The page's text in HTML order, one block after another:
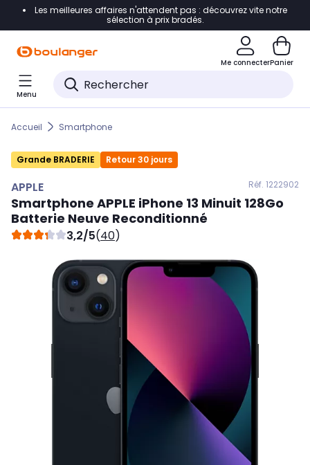
Accéder directement à la navigation
Accéder directement au pied de page
Accéder directement au chatbot
Les meilleures affaires n'attendent pas : découvrez vite notre
sélection à prix bradés.
Me connecterPanier
Menu
Accueil Smartphone
Grande BRADERIE Retour 30 jours
APPLE Réf. 1222902
Smartphone APPLE iPhone 13 Minuit 128Go
Batterie Neuve Reconditionné
3,2/5(40)